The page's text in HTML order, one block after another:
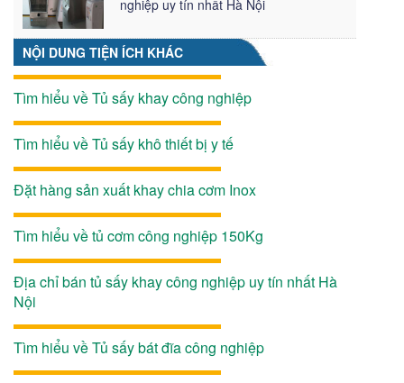
nghiệp uy tín nhất Hà Nội
NỘI DUNG TIỆN ÍCH KHÁC
Tìm hiểu về Tủ sấy khay công nghiệp
Tìm hiểu về Tủ sấy khô thiết bị y tế
Đặt hàng sản xuất khay chia cơm Inox
Tìm hiểu về tủ cơm công nghiệp 150Kg
Địa chỉ bán tủ sấy khay công nghiệp uy tín nhất Hà
Nội
Tìm hiểu về Tủ sấy bát đĩa công nghiệp